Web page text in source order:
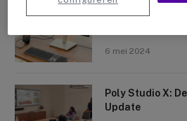
Crosscall X-
6 mei 2024
Poly Studio X:
Update